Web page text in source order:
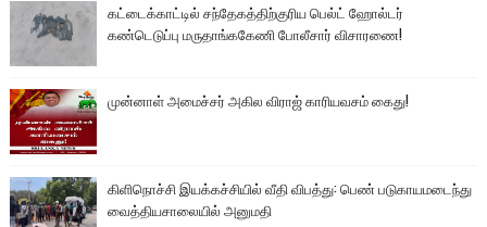
கட்டைக்காட்டில் சந்தேகத்திற்குரிய பெல்ட் ஹோல்டர்
கண்டெடுப்பு மருதாங்ககேணி போலீசார் விசாரணை!
முன்னாள் அமைச்சர் அகில விராஜ் காரியவசம் கைது!
கிளிநொச்சி இயக்கச்சியில் வீதி விபத்து: பெண் படுகாயமடைந்து
வைத்தியசாலையில் அனுமதி